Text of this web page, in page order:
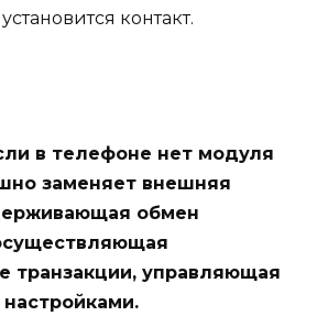
контакт.
в телефоне нет модуля
заменяет внешняя
обмен
транзакции, управляющая